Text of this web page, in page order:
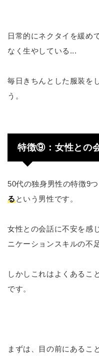
日常的にネクタイを緩め
なく生やしている...
毎日きちんとした服装を
う。
特徴⑨：女性との
50代の独身男性の特徴9つ
るという男性です。
女性との会話に不安を感
ニケーションスキルの不
しかしこれはよくあるこ
です。
まずは、目の前にあるこ